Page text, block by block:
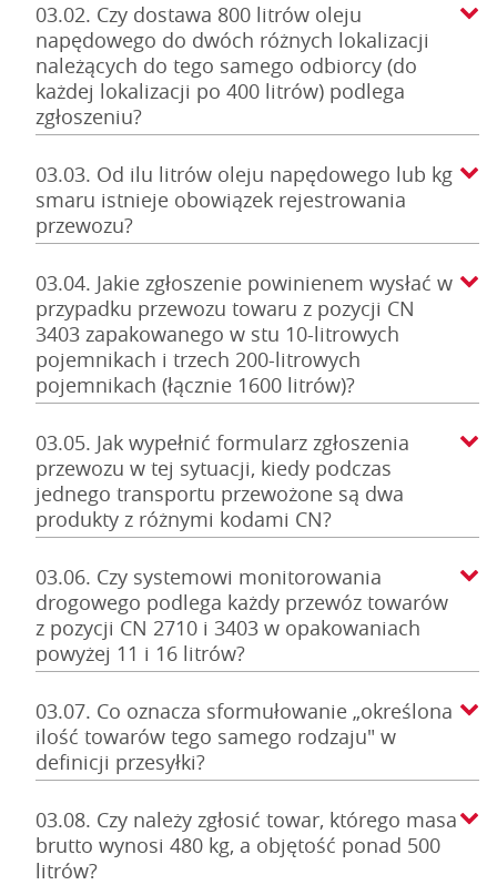
03.02. Czy dostawa 800 litrów oleju
napędowego do dwóch różnych lokalizacji
należących do tego samego odbiorcy (do
każdej lokalizacji po 400 litrów) podlega
zgłoszeniu?
03.03. Od ilu litrów oleju napędowego lub kg
smaru istnieje obowiązek rejestrowania
przewozu?
03.04. Jakie zgłoszenie powinienem wysłać w
przypadku przewozu towaru z pozycji CN
3403 zapakowanego w stu 10-litrowych
pojemnikach i trzech 200-litrowych
pojemnikach (łącznie 1600 litrów)?
03.05. Jak wypełnić formularz zgłoszenia
przewozu w tej sytuacji, kiedy podczas
jednego transportu przewożone są dwa
produkty z różnymi kodami CN?
03.06. Czy systemowi monitorowania
drogowego podlega każdy przewóz towarów
z pozycji CN 2710 i 3403 w opakowaniach
powyżej 11 i 16 litrów?
03.07. Co oznacza sformułowanie „określona
ilość towarów tego samego rodzaju" w
definicji przesyłki?
03.08. Czy należy zgłosić towar, którego masa
brutto wynosi 480 kg, a objętość ponad 500
litrów?